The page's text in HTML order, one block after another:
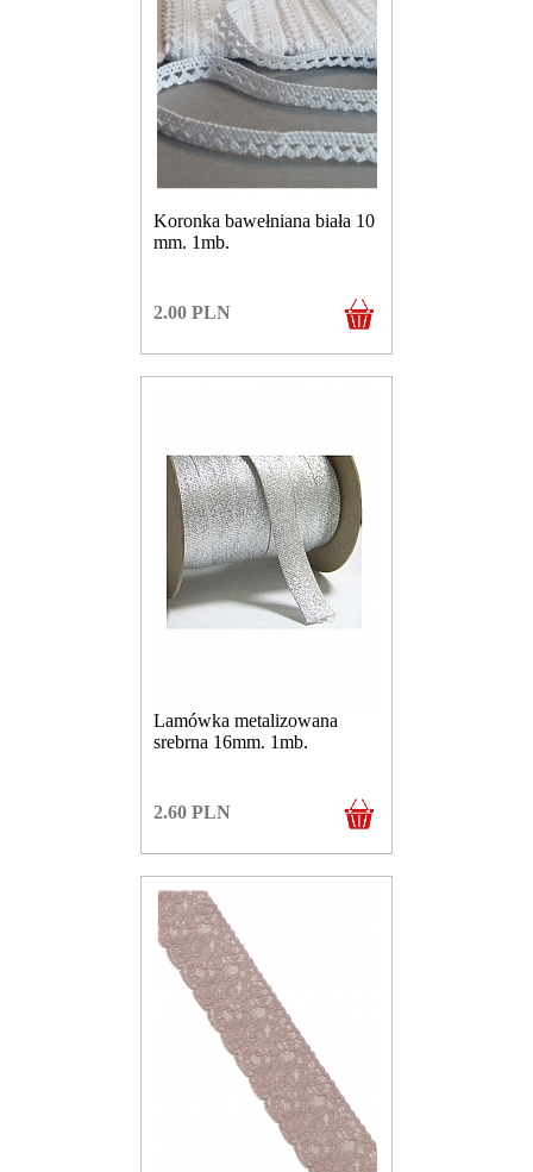
Koronka bawełniana biała 10
mm. 1mb.
2.00 PLN
Lamówka metalizowana
srebrna 16mm. 1mb.
2.60 PLN